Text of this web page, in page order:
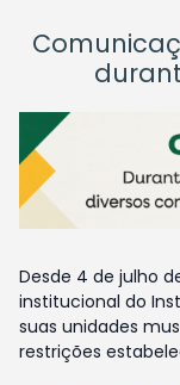
Desde 4 de julho
institucional do
suas unidades
restrições